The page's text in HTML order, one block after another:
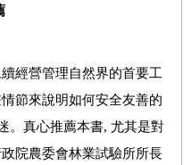
經營管理自然界的首要工
節來說明如何安全友善的
。真心推薦本書, 尤其是對
院農委會林業試驗所所長